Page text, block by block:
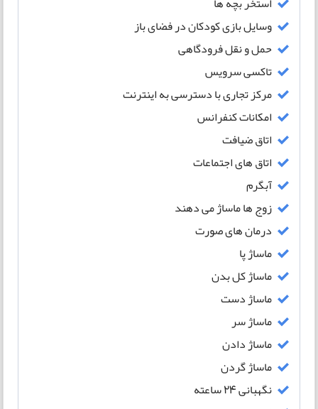
وسایل بازی کودکان در فضای باز
حمل و نقل فرودگاهی
تاکسی سرویس
مرکز تجاری با دسترسی به اینترنت
امکانات کنفرانس
اتاق ضیافت
اتاق های اجتماعات
آبگرم
زوج ها ماساژ می دهند
درمان های صورت
ماساژ پا
ماساژ کل بدن
ماساژ دست
ماساژ سر
ماساژ دادن
ماساژ گردن
نگهبانی 24 ساعته